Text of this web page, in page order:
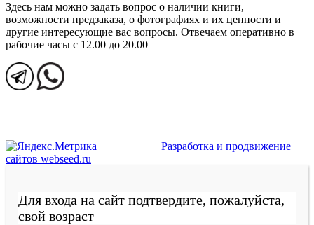
Здесь нам можно задать вопрос о наличии книги,
возможности предзаказа, о фотографиях и их ценности и
другие интересующие вас вопросы. Отвечаем оперативно в
рабочие часы с 12.00 до 20.00
Разработка и продвижение
сайтов webseed.ru
Для входа на сайт подтвердите, пожалуйста,
свой возраст